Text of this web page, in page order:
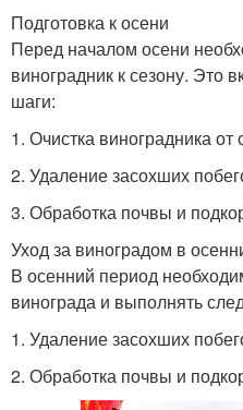
Подготовка к осени
Перед началом осени
виноградник к сезону. Это
шаги:
1. Очистка виноградника
2. Удаление засохших
3. Обработка почвы и
Уход за виноградом в
В осенний период
винограда и выполнять
1. Удаление засохших
2. Обработка почвы и